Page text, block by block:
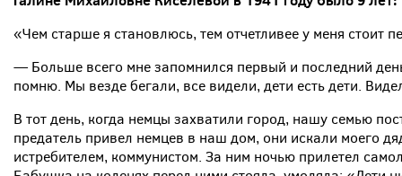
«Чем старше я становлюсь, тем отчетливее у меня стоит
— Больше всего мне запомнился первый и последний
помню. Мы везде бегали, все видели, дети есть дети.
В тот день, когда немцы захватили город, нашу семью
предатель привел немцев в наш дом, они искали моего
истребителем, коммунистом. За ним ночью прилетел